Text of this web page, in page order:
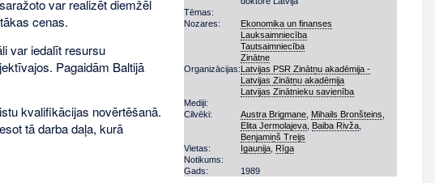
Tēmas:
Nozares:
Ekonomika un finanses
Lauksaimniecība
Tautsaimniecība
Zinātne
Organizācijas:Latvijas PSR Zinātņu akadēmija -
Latvijas Zinātņu akadēmija
Latvijas Zinātnieku savienība
Mediji:
Cilvēki:
Austra Brigmane Mihails Bronšteins
Elita Jermolajeva Baiba Rivža
Benjamiņš Treijs
Vietas:
Igaunija Rīga
Notikums:
Gads:
1989
var realizēt diemžēl
cenas.
var iedalīt resursu
Pagaidām Baltijā
kvalifikācijas novērtēšanā.
tā darba daļa, kurā